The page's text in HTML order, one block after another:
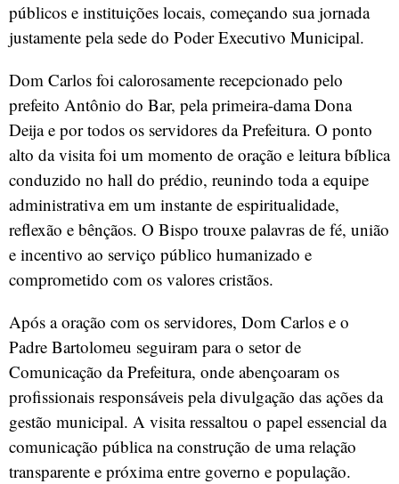
públicos e instituições locais, começando sua jornada
justamente pela sede do Poder Executivo Municipal.
Dom Carlos foi calorosamente recepcionado pelo
prefeito Antônio do Bar, pela primeira-dama Dona
Deija e por todos os servidores da Prefeitura. O ponto
alto da visita foi um momento de oração e leitura bíblica
conduzido no hall do prédio, reunindo toda a equipe
administrativa em um instante de espiritualidade,
reflexão e bênçãos. O Bispo trouxe palavras de fé, união
e incentivo ao serviço público humanizado e
comprometido com os valores cristãos.
Após a oração com os servidores, Dom Carlos e o
Padre Bartolomeu seguiram para o setor de
Comunicação da Prefeitura, onde abençoaram os
profissionais responsáveis pela divulgação das ações da
gestão municipal. A visita ressaltou o papel essencial da
comunicação pública na construção de uma relação
transparente e próxima entre governo e população.